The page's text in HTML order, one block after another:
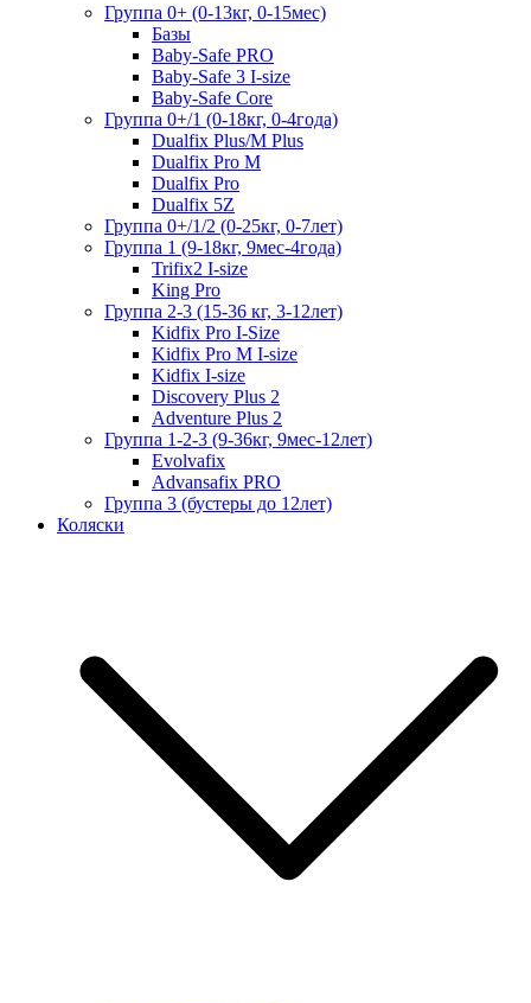
Группа 0+ (0-13кг, 0-15мес)
Базы
Baby-Safe PRO
Baby-Safe 3 I-size
Baby-Safe Core
Группа 0+/1 (0-18кг, 0-4года)
Dualfix Plus/M Plus
Dualfix Pro M
Dualfix Pro
Dualfix 5Z
Группа 0+/1/2 (0-25кг, 0-7лет)
Группа 1 (9-18кг, 9мес-4года)
Trifix2 I-size
King Pro
Группа 2-3 (15-36 кг, 3-12лет)
Kidfix Pro I-Size
Kidfix Pro M I-size
Kidfix I-size
Discovery Plus 2
Adventure Plus 2
Группа 1-2-3 (9-36кг, 9мес-12лет)
Evolvafix
Advansafix PRO
Группа 3 (бустеры до 12лет)
Коляски